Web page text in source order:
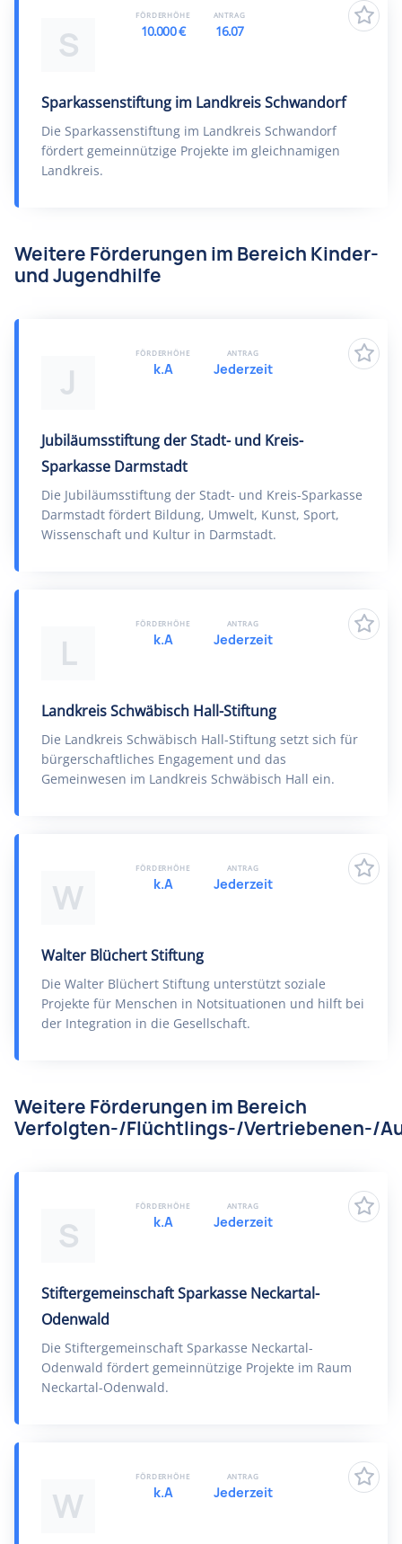
S
Sparkassenstiftung im Landkreis Schwandorf
Die Sparkassenstiftung im Landkreis Schwandorf
fördert gemeinnützige Projekte im gleichnamigen
Landkreis.
FÖRDERHÖHE
10.000 €
ANTRAG
16.07
Weitere Förderungen im Bereich Kinder-
und Jugendhilfe
J
Jubiläumsstiftung der Stadt- und Kreis-
Sparkasse Darmstadt
Die Jubiläumsstiftung der Stadt- und Kreis-Sparkasse
Darmstadt fördert Bildung, Umwelt, Kunst, Sport,
Wissenschaft und Kultur in Darmstadt.
FÖRDERHÖHE
k.A
ANTRAG
Jederzeit
L
Landkreis Schwäbisch Hall-Stiftung
Die Landkreis Schwäbisch Hall-Stiftung setzt sich für
bürgerschaftliches Engagement und das
Gemeinwesen im Landkreis Schwäbisch Hall ein.
FÖRDERHÖHE
k.A
ANTRAG
Jederzeit
W
Walter Blüchert Stiftung
Die Walter Blüchert Stiftung unterstützt soziale
Projekte für Menschen in Notsituationen und hilft bei
der Integration in die Gesellschaft.
FÖRDERHÖHE
k.A
ANTRAG
Jederzeit
Weitere Förderungen im Bereich
Verfolgten-/Flüchtlings-/Vertriebenen-/
S
Stiftergemeinschaft Sparkasse Neckartal-
Odenwald
Die Stiftergemeinschaft Sparkasse Neckartal-
Odenwald fördert gemeinnützige Projekte im Raum
Neckartal-Odenwald.
FÖRDERHÖHE
k.A
ANTRAG
Jederzeit
W
FÖRDERHÖHE
k.A
ANTRAG
Jederzeit